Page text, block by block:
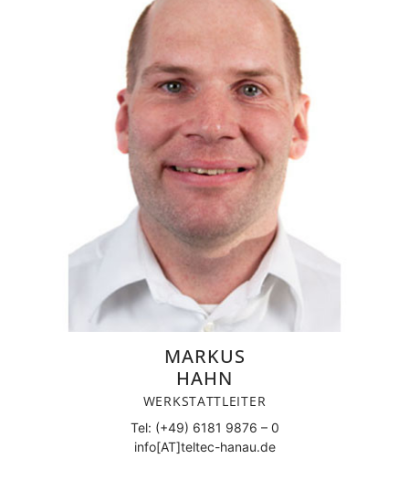
MARKUS
HAHN
WERKSTATTLEITER
Tel: (+49) 6181 9876 – 0
info[AT]teltec-hanau.de